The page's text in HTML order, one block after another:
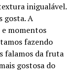
inigualável.
gosta. A
e momentos
fazendo
falamos da fruta
gostosa do